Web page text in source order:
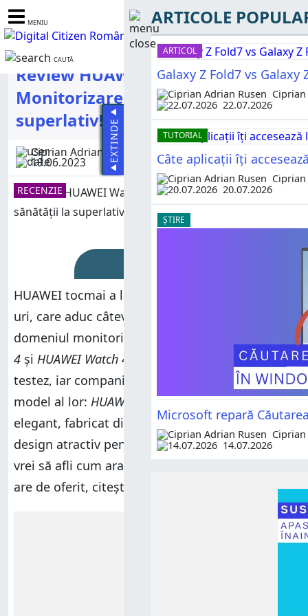
MENIU
CAUTĂ
Review HUAWEI Watch 4 Pro:
Monitorizarea sănătății la
superlativ!
Ciprian Adrian Rusen
19.06.2023
RECENZIE
HUAWEI tocmai a lansat două noi smartwatch-
uri, care aduc câteva inovații interesante în
domeniul monitorizării sănătății:
4 și HUAWEI Watch 4 Pro
. Am fost curios să le
testez, iar compania mi-a trimis cel mai bun
model al lor: HUAWEI Watch 4 Pro. Este un ceas
elegant, fabricat din materiale rezistente, cu un
design atractiv pentru publicul masculin. Dacă
vrei să afli cum arată, cum funcționează și ce
are de oferit, citește această recenzie:
EXTINDE
ARTICOLE
ARTICOL
Galaxy Z Fold7 vs
22.07.2026
TUTORIAL
Câte aplicații îți
20.07.2026
ȘTIRE
Microsoft repară
14.07.2026